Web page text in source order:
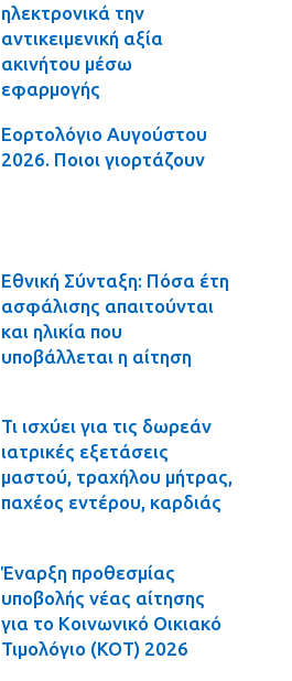
ηλεκτρονικά την
αντικειμενική αξία
ακινήτου μέσω
εφαρμογής
Εορτολόγιο Αυγούστου
2026. Ποιοι γιορτάζουν
Εθνική Σύνταξη: Πόσα έτη
ασφάλισης απαιτούνται
και ηλικία που
υποβάλλεται η αίτηση
Τι ισχύει για τις δωρεάν
ιατρικές εξετάσεις
μαστού, τραχήλου μήτρας,
παχέος εντέρου, καρδιάς
Έναρξη προθεσμίας
υποβολής νέας αίτησης
για το Κοινωνικό Οικιακό
Τιμολόγιο (ΚΟΤ) 2026